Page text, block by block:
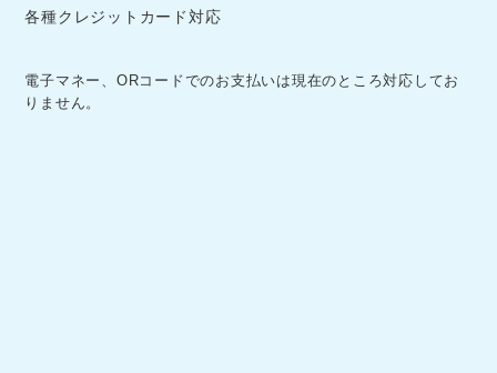
各種クレジットカード対応
電子マネー、ORコードでのお支払いは現在のところ対応してお
りません。